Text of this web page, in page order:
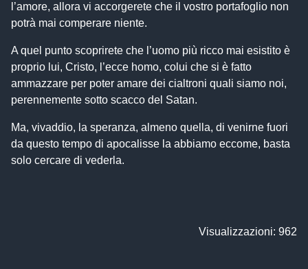
l’amore, allora vi accorgerete che il vostro portafoglio non
potrà mai comperare niente.
A quel punto scoprirete che l’uomo più ricco mai esistito è
proprio lui, Cristo, l’ecce homo, colui che si è fatto
ammazzare per poter amare dei cialtroni quali siamo noi,
perennemente sotto scacco del Satan.
Ma, vivaddio, la speranza, almeno quella, di venirne fuori
da questo tempo di apocalisse la abbiamo eccome, basta
solo cercare di vederla.
Visualizzazioni: 962